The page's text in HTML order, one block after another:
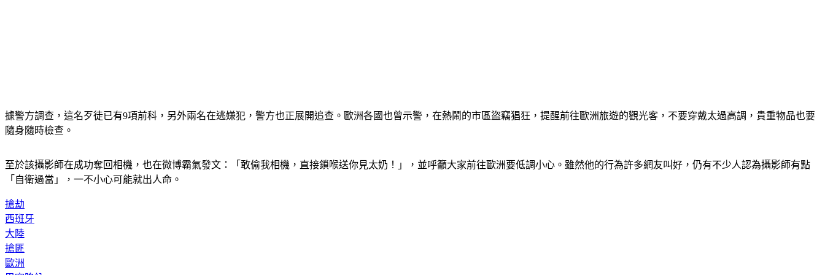
據警方調查，這名歹徒已有9項前科，另外兩名在逃嫌犯，警方也正展開追查。歐洲各國也曾示警，在熱鬧的市區盜竊猖狂，提醒前往歐洲旅遊的觀光客，不要穿戴太過高調，貴重物品也要
隨身隨時檢查。
至於該攝影師在成功奪回相機，也在微博霸氣發文：「敢偷我相機，直接鎖喉送你見太奶！」，並呼籲大家前往歐洲要低調小心。雖然他的行為許多網友叫好，仍有不少人認為攝影師有點
「自衛過當」，一不小心可能就出人命。
搶劫
西班牙
大陸
搶匪
歐洲